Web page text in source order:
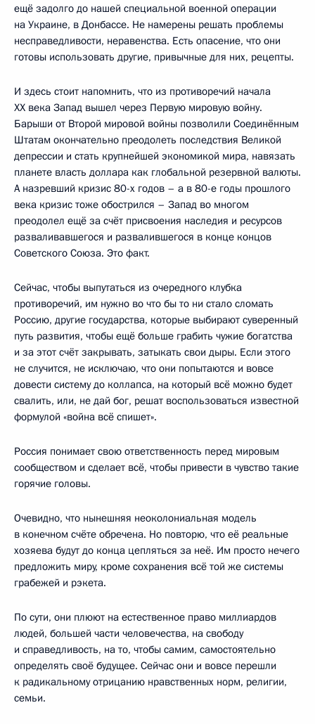
ещё задолго до нашей специальной военной операции
на Украине, в Донбассе. Не намерены решать проблемы
несправедливости, неравенства. Есть опасение, что они
готовы использовать другие, привычные для них, рецепты.
И здесь стоит напомнить, что из противоречий начала
XX века Запад вышел через Первую мировую войну.
Барыши от Второй мировой войны позволили Соединённым
Штатам окончательно преодолеть последствия Великой
депрессии и стать крупнейшей экономикой мира, навязать
планете власть доллара как глобальной резервной валюты.
А назревший кризис 80-х годов – а в 80-е годы прошлого
века кризис тоже обострился – Запад во многом
преодолел ещё за счёт присвоения наследия и ресурсов
разваливавшегося и развалившегося в конце концов
Советского Союза. Это факт.
Сейчас, чтобы выпутаться из очередного клубка
противоречий, им нужно во что бы то ни стало сломать
Россию, другие государства, которые выбирают суверенный
путь развития, чтобы ещё больше грабить чужие богатства
и за этот счёт закрывать, затыкать свои дыры. Если этого
не случится, не исключаю, что они попытаются и вовсе
довести систему до коллапса, на который всё можно будет
свалить, или, не дай бог, решат воспользоваться известной
формулой «война всё спишет».
Россия понимает свою ответственность перед мировым
сообществом и сделает всё, чтобы привести в чувство такие
горячие головы.
Очевидно, что нынешняя неоколониальная модель
в конечном счёте обречена. Но повторю, что её реальные
хозяева будут до конца цепляться за неё. Им просто нечего
предложить миру, кроме сохранения всё той же системы
грабежей и рэкета.
По сути, они плюют на естественное право миллиардов
людей, большей части человечества, на свободу
и справедливость, на то, чтобы самим, самостоятельно
определять своё будущее. Сейчас они и вовсе перешли
к радикальному отрицанию нравственных норм, религии,
семьи.